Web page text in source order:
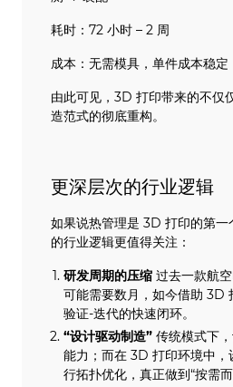
耗时：72 小时 – 2 周
成本：无需模具，单件成本稳定
由此可见，3D 打印带来的不仅
造范式的彻底重构。
更深层次的行业逻辑
如果说热管理是 3D 打印的第
的行业逻辑更值得关注：
研发周期的压缩 过去一款航
可能需要数月，如今借助 3D
验证-迭代的快速闭环。
“设计驱动制造” 传统模式下
能力；而在 3D 打印环境中
行拓扑优化，真正做到“按需而